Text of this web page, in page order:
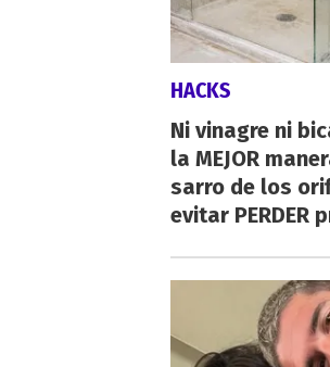
HACKS
Ni vinagre ni
la MEJOR
sarro de los
evitar PERDER